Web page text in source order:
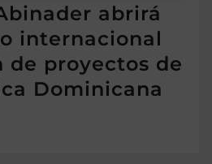
abrirá
internacional
de proyectos de
Dominicana